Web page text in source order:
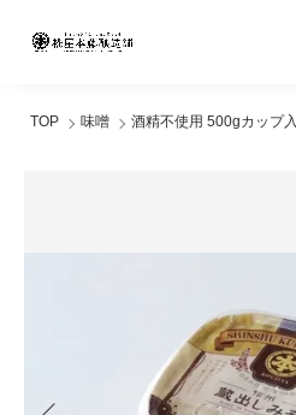
TOP 味噌 酒精不使用 500gカップ